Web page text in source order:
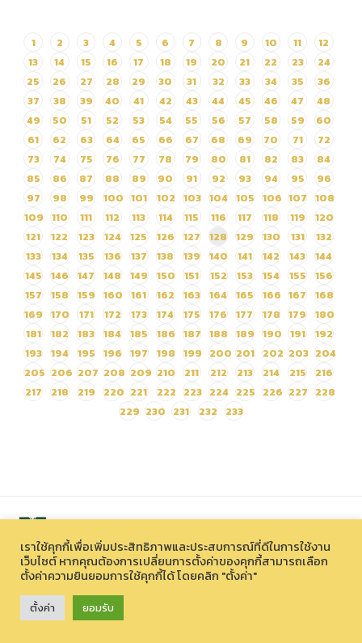
ฝึกแสดงสัตว์ Tiger Show
1 2 3 4 5 6 7 8 9 10 11
12
13
14 15 16 17 18 19 20 21 22 23
24
25
26 27 28 29 30 31 32 33 34 35
36
37
38 39 40 41 42 43 44 45 46 47
48
49
50 51 52 53 54 55 56 57 58 59
60
61
62 63 64 65 66 67 68 69 70 71
72
73
74 75 76 77 78 79 80 81 82 83
84
85
86 87 88 89 90 91 92 93 94 95
96
97
98 99 100 101 102 103 104 105 106 107 108
109 110 111 112 113 114 115 116 117 118 119
120
121
122 123 124 125 126 127 128 129 130 131
132
133
134 135 136 137 138 139 140 141 142 143
144
145
146 147 148 149 150 151 152 153 154 155
156
157
158 159 160 161 162 163 164 165 166 167
168
169 170 171 172 173 174 175 176 177 178 179
180
181
182 183 184 185 186 187 188 189 190 191
192
193 194 195 196 197 198 199 200 201 202 203 204
205 206 207 208 209 210 211 212 213 214 215
216
217
218 219 220 221 222 223 224 225 226 227 228
229 230 231 232 233
สงวนลิขสิทธิ์ © 2026 องค์การบริหารไนท์ซาฟารี (องค์การมหาชน)
33 หมู่ที่ 12 ตำบลหนองควาย อำเภอหางดง จังหวัดเชียงใหม่ 50230
เราใช้คุกกี้เพื่อเพิ่มประสิทธิภาพและประสบการณ์ที่ดีในการใช้งาน
เว็บไซต์ หากคุณต้องการเปลี่ยนการตั้งค่าของคุกกี้สามารถเลือก
ตั้งค่าความยินยอมการใช้คุกกี้ได้ โดยคลิก "ตั้งค่า"
ตั้งค่า ยอมรับ